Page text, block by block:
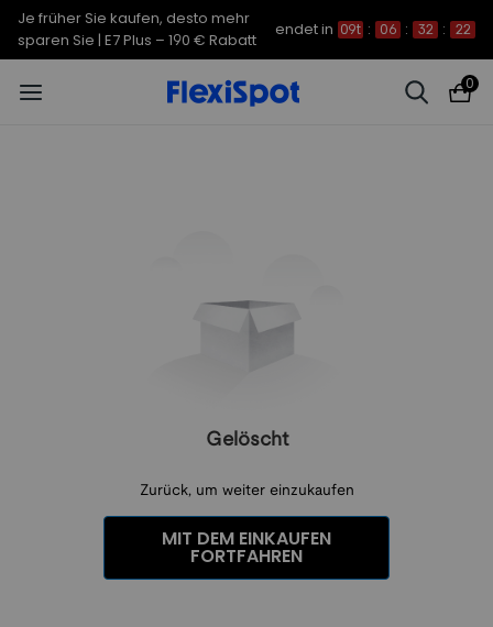
Je früher Sie kaufen, desto mehr
sparen Sie | E7 Plus – 190 € Rabatt
endet in 09t : 06 : 32 : 22
0
Gelöscht
Zurück, um weiter einzukaufen
MIT DEM EINKAUFEN
FORTFAHREN